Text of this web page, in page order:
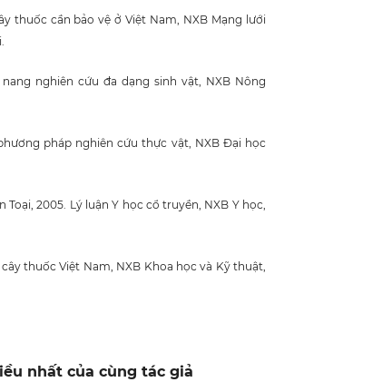
thuốc cần bảo vệ ở Việt Nam, NXB Mạng lưới
nang nghiên cứu đa dạng sinh vật, NXB Nông
pháp nghiên cứu thực vật, NXB Đại học
Toại, 2005. Lý luận Y học cổ truyền, NXB Y học,
cây thuốc Việt Nam, NXB Khoa học và Kỹ thuật,
nhất của cùng tác giả